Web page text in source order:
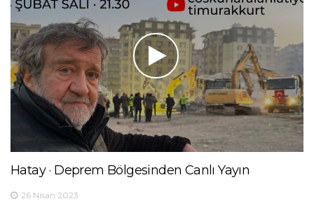
Hatay · Deprem Bölgesinden Canlı Yayın
26 Nisan 2023